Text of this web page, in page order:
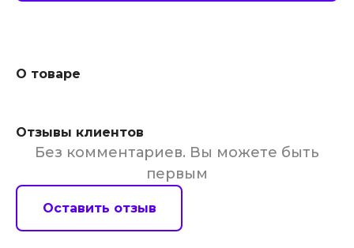
О товаре
Отзывы клиентов
Без комментариев. Вы можете быть
первым
Оставить отзыв